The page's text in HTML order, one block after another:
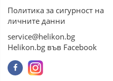
Политика за сигурност на
личните данни
service@helikon.bg
Helikon.bg във Facebook